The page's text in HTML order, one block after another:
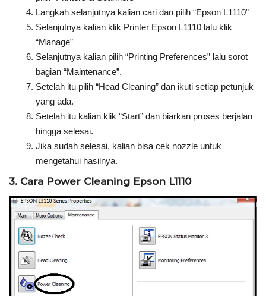
Langkah selanjutnya kalian cari dan pilih “Epson L1110”
Selanjutnya kalian klik Printer Epson L1110 lalu klik
“Manage”
Selanjutnya kalian pilih “Printing Preferences” lalu sorot
bagian “Maintenance”.
Setelah itu pilih “Head Cleaning” dan ikuti setiap petunjuk
yang ada.
Setelah itu kalian klik “Start” dan biarkan proses berjalan
hingga selesai.
Jika sudah selesai, kalian bisa cek nozzle untuk
mengetahui hasilnya.
3. Cara Power Cleaning Epson L1110